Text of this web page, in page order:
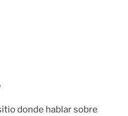
donde hablar sobre